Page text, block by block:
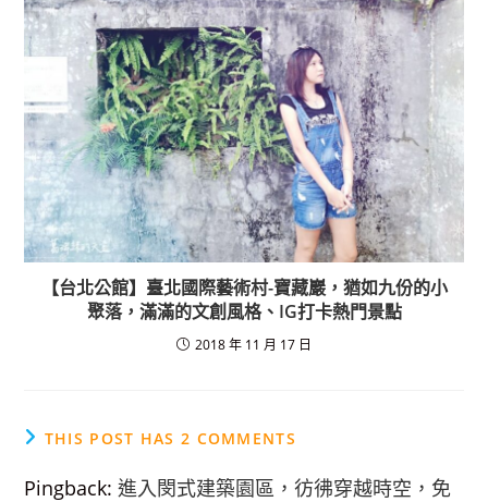
【台北公館】臺北國際藝術村-寶藏巖，猶如九份的小
聚落，滿滿的文創風格、IG打卡熱門景點
2018 年 11 月 17 日
THIS POST HAS 2 COMMENTS
Pingback:進入閔式建築園區，彷彿穿越時空，免